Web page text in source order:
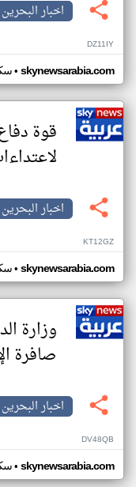
اخبار البحرين
DZ11IY
• skynewsarabia.com
قوة
اخبار البحرين
KT12GZ
• skynewsarabia.com
وزارة
صافرة
اخبار البحرين
DV48QB
• skynewsarabia.com